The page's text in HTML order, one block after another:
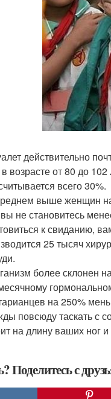
действительно
возрасте от 80 до
всего 30%.
выше женщин
не становитесь
к свиданию,
25 тысяч
более склонен
на 250%
повсюду таскать с
на длину ваших ног
Поделитесь с